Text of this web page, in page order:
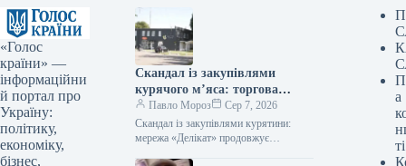
«Голос
країни» —
інформаційни
й портал про
Україну:
політику,
економіку,
бізнес,
Скандал із закупівлями
курячого м’яса: торгова
мережа “Делікат” продовжує
реалізацію продукції
птахофабрики, яку
Павло Мороз
Сер 7, 2026
Скандал із закупівлями курятини:
мережа «Делікат» продовжує
а
ті